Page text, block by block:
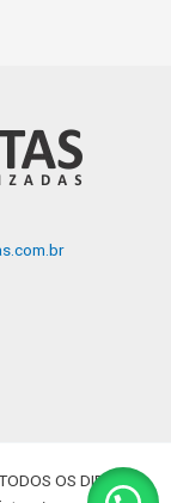
OS DIREITOS